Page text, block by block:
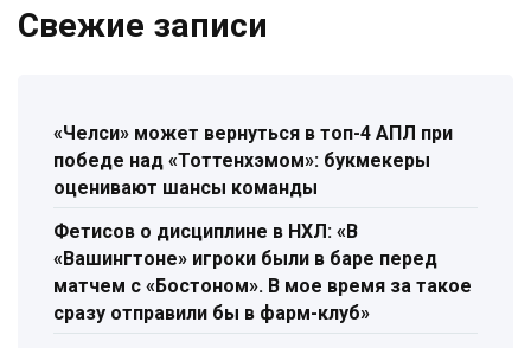
Свежие записи
«Челси» может вернуться в топ-4 АПЛ при
победе над «Тоттенхэмом»: букмекеры
оценивают шансы команды
Фетисов о дисциплине в НХЛ: «В
«Вашингтоне» игроки были в баре перед
матчем с «Бостоном». В мое время за такое
сразу отправили бы в фарм-клуб»